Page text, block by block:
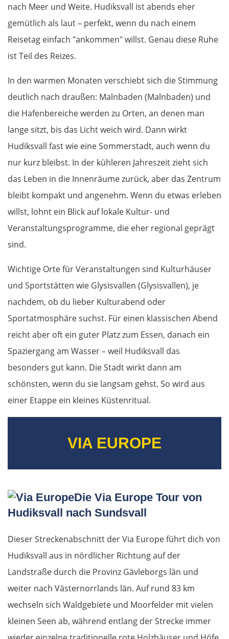
nach Meer und Weite. Hudiksvall ist abends eher
gemütlich als laut – perfekt, wenn du nach einem
Reisetag einfach "ankommen" willst. Genau diese Ruhe
ist Teil des Reizes.
In den warmen Monaten verschiebt sich die Stimmung
deutlich nach draußen: Malnbaden (Malnbaden) und
die Hafenbereiche werden zu Orten, an denen man
lange sitzt, bis das Licht weich wird. Dann wirkt
Hudiksvall fast wie eine Sommerstadt, auch wenn du
nur kurz bleibst. In der kühleren Jahreszeit zieht sich
das Leben in die Innenräume zurück, aber das Zentrum
bleibt kompakt und angenehm. Wenn du etwas erleben
willst, lohnt ein Blick auf lokale Kultur- und
Veranstaltungsprogramme, die eher regional geprägt
sind.
Wichtige Orte für Veranstaltungen sind Kulturhäuser
und Sportstätten wie Glysisvallen (Glysisvallen), je
nachdem, ob du lieber Kulturabend oder
Sportatmosphäre suchst. Für einen klassischen Abend
reicht aber oft ein guter Platz zum Essen, danach ein
Spaziergang am Wasser – weil Hudiksvall das
besonders gut kann. Die Stadt wirkt dann am
schönsten, wenn du sie langsam gehst. So wird aus
einer Etappe ein kleines Küstenritual.
VIA EUROPE
Die Via Europe Tour von
Hudiksvall nach Sundsvall
Dieser Streckenabschnitt der Via Europe führt dich von
Hudiksvall aus in nördlicher Richtung auf der
Landstraße durch die Provinz Gävleborgs län und
weiter nach Västernorrlands län. Auf rund 83 km
wechseln sich Waldgebiete und Moorfelder mit vielen
kleinen Seen ab, während entlang der Strecke immer
Avranches
Saint-Lô
Caen
Rouen
Mantes la Jolie
Paris
Meaux
Château-Thierry
Châlons en Champagne
Verdun
Metz
Luxemburg
Luxemburg
Antwerpen
Niederlande
Den Haag
Amsterdam
Leeuwarden